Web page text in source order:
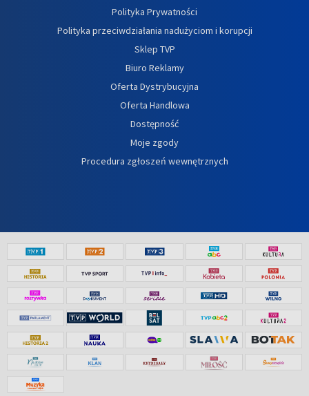
Polityka Prywatności
Polityka przeciwdziałania nadużyciom i korupcji
Sklep TVP
Biuro Reklamy
Oferta Dystrybucyjna
Oferta Handlowa
Dostępność
Moje zgody
Procedura zgłoszeń wewnętrznych